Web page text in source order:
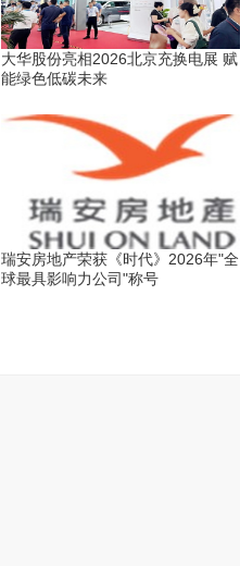
大华股份亮相2026北京充换电展 赋
能绿色低碳未来
瑞安房地产荣获《时代》2026年"全
球最具影响力公司"称号